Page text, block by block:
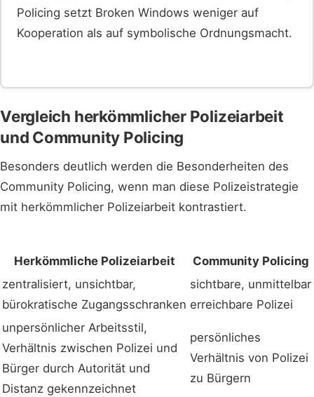
Policing setzt Broken Windows weniger auf
Kooperation als auf symbolische Ordnungsmacht.
Vergleich herkömmlicher Polizeiarbeit
und Community Policing
Besonders deutlich werden die Besonderheiten des
Community Policing, wenn man diese Polizeistrategie
mit herkömmlicher Polizeiarbeit kontrastiert.
Herkömmliche Polizeiarbeit
Community Policing
zentralisiert, unsichtbar,
bürokratische Zugangsschranken
sichtbare, unmittelbar
erreichbare Polizei
unpersönlicher Arbeitsstil,
Verhältnis zwischen Polizei und
Bürger durch Autorität und
Distanz gekennzeichnet
persönliches
Verhältnis von Polizei
zu Bürgern